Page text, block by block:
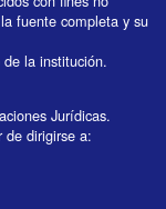
fuente completa y su
la institución.
Jurídicas.
de dirigirse a: